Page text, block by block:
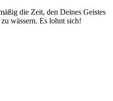
die Zeit, den Deines Geistes
wässern. Es lohnt sich!